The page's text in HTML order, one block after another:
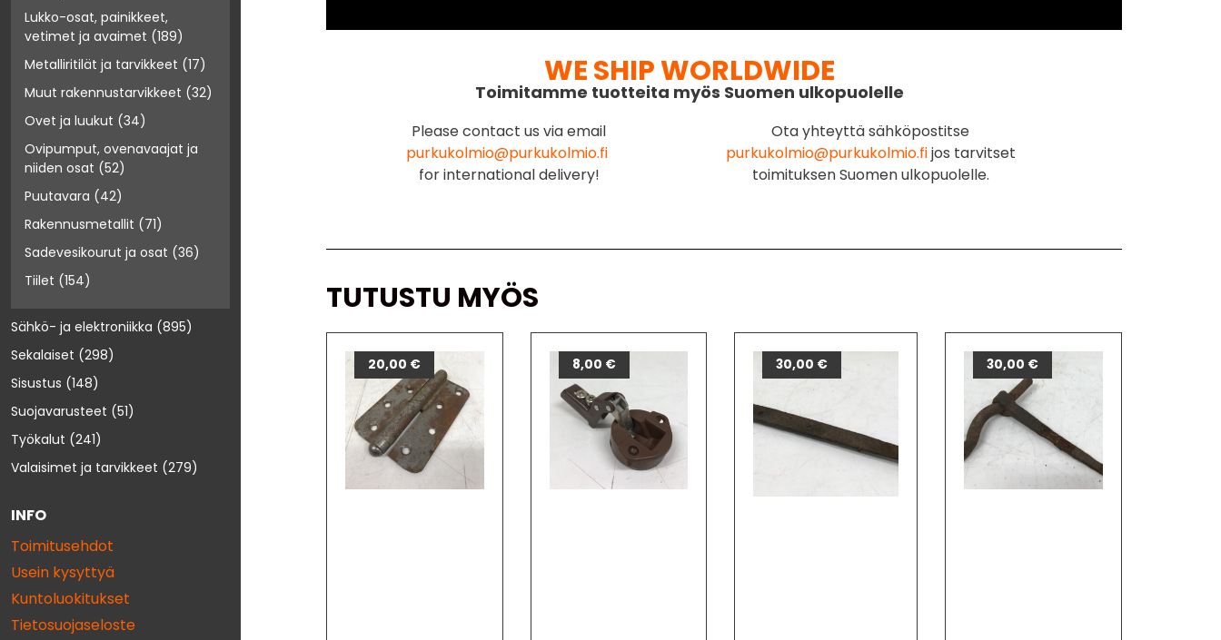
Lukko-osat, painikkeet,
vetimet ja avaimet (189)
Metalliritilät ja tarvikkeet (17)
Muut rakennustarvikkeet (32)
Ovet ja luukut (34)
Ovipumput, ovenavaajat ja
niiden osat (52)
Puutavara (42)
Rakennusmetallit (71)
Sadevesikourut ja osat (36)
Tiilet (154)
Sähkö- ja elektroniikka (895)
Sekalaiset (298)
Sisustus (148)
Suojavarusteet (51)
Työkalut (241)
Valaisimet ja tarvikkeet (279)
INFO
Toimitusehdot
Usein kysyttyä
Kuntoluokitukset
Tietosuojaseloste
WE SHIP WORLDWIDE
Toimitamme tuotteita myös Suomen ulkopuolelle
Please contact us via email
purkukolmio@purkukolmio.fi
for international delivery!
Ota yhteyttä sähköpostitse
purkukolmio@purkukolmio.fijos tarvitset
toimituksen Suomen ulkopuolelle.
TUTUSTU MYÖS
20,00 € 8,00 € 30,00 € 30,00 €